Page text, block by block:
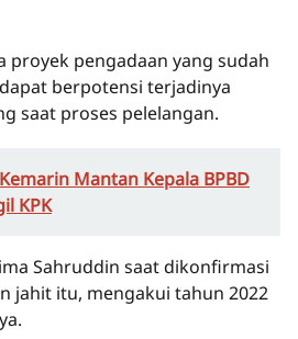
proyek pengadaan yang sudah
berpotensi terjadinya
saat proses pelelangan.
Mantan Kepala BPBD
KPK
Sahruddin saat dikonfirmasi
jahit itu, mengakui tahun 2022